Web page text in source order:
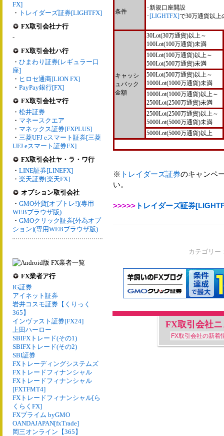
FX]
・ トレイダーズ証券[LIGHTFX]
FX取引会社ナ行
-
FX取引会社ハ行
・ ひまわり証券[レギュラー口
座]
・ ヒロセ通商[LION FX]
・ PayPay銀行[FX]
FX取引会社マ行
・ 松井証券
・ マネースクエア
・ マネックス証券[FXPLUS]
・ 三菱UFJ eスマート証券[三菱
UFJ eスマート証券FX]
FX取引会社ヤ・ラ・ワ行
・ LINE証券[LINEFX]
・ 楽天証券[楽天FX]
オプション取引会社
・ GMO外貨[オプトレ!](専用
WEBブラウザ版)
・ GMOクリック証券[外為オプ
ション](専用WEBブラウザ版)
FX業者ア行
IG証券
アイネット証券
岩井コスモ証券【くりっく
365】
インヴァスト証券[FX24]
上田ハーロー
SBIFXトレード(その1)
SBIFXトレード(その2)
SBI証券
FXトレーディングシステムズ
FXトレードフィナンシャル
FXトレードフィナンシャル
[FXTFMT4]
FXトレードフィナンシャル[ら
くらくFX]
FXプライム byGMO
OANDAJAPAN[fxTrade]
岡三オンライン【365】
条件
･新規口座開設
･ [LIGHTFX]で30万通貨以上
キャッシ
ュバック
金額
30Lot(30万通貨)以上～
100Lot(100万通貨)未満
100Lot(100万通貨)以上～
500Lot(500万通貨)未満
500Lot(500万通貨)以上～
1000Lot(1000万通貨)未満
1000Lot(1000万通貨)以上～
2500Lot(2500万通貨)未満
2500Lot(2500万通貨)以上～
5000Lot(5000万通貨)未満
5000Lot(5000万通貨)以上
※ トレイダーズ証券のキャンペ
い。
>>>>> トレイダーズ証券
カテゴリー
FX取引会社
FX取引会社の新着